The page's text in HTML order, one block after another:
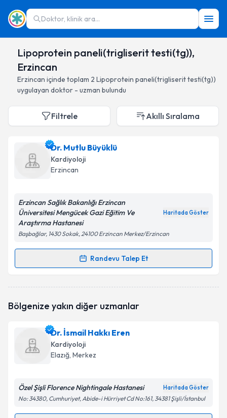
Doktor, klinik ara...
Lipoprotein paneli(trigliserit testi(tg)),
Erzincan
Erzincan içinde toplam 2 Lipoprotein paneli(trigliserit testi(tg))
uygulayan doktor - uzman bulundu
Filtrele Akıllı Sıralama
Dr. Mutlu Büyüklü
Kardiyoloji
Erzincan
Erzincan Sağlık Bakanlığı Erzincan
Üniversitesi Mengücek Gazi Eğitim Ve
Araştırma Hastanesi
Haritada Göster
Başbağlar, 1430 Sokak, 24100 Erzincan Merkez/Erzincan
Randevu Talep Et
Randevu Takvimi Talebi
oluşturun. Size bu uzmandan randevu almanız için bir
E-posta Adresiniz
Kişisel verilerimin işlenmesine ilişkin
Aydınlatma
Metni'ni okudum ve kişisel verilerimin belirtilen
Bölgenize yakın diğer uzmanlar
Dr. İsmail Hakkı Eren
Kardiyoloji
Elazığ, Merkez
Özel Şişli Florence Nightingale Hastanesi Haritada Göster
No: 34380, Cumhuriyet, Abide-i Hürriyet Cd No:161, 34381 Şişli/İstanbul